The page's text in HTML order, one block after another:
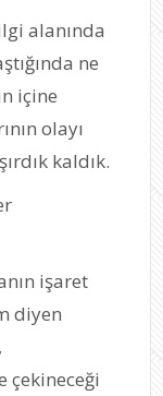
alanında
ne
içine
olayı
kaldık.
işaret
diyen
çekineceği